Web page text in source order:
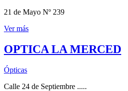
21 de Mayo Nº 239
Ver más
OPTICA LA MERCED
Ópticas
Calle 24 de Septiembre .....